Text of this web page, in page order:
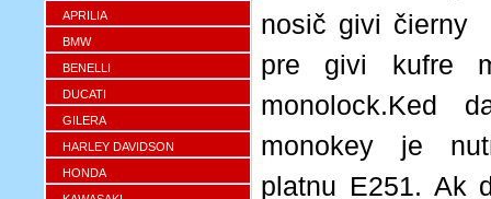
APRILIA
BMW
BENELLI
DUCATI
GILERA
HARLEY DAVIDSON
HONDA
nosič givi čierny
pre givi kufre
monolock.Ked
monokey je
platnu E251. Ak